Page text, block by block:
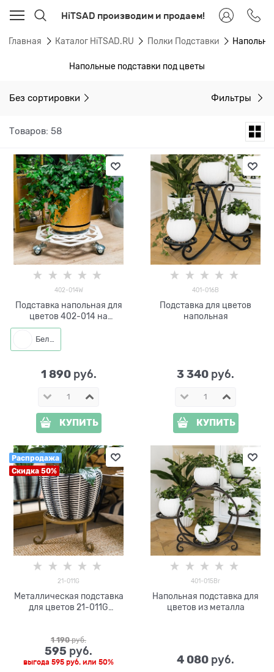
HiTSAD производим и продаем!
Главная Каталог HiTSAD.RU Полки Подставки
Напольные подставки под цветы
Без сортировки Фильтры
Товаров: 58
402-014W
Подставка напольная для
цветов 402-014 на
колёсиках
Белый
1 890 руб.
КУПИТЬ
401-016B
Подставка для цветов
напольная
3 340 руб.
КУПИТЬ
Распродажа
Скидка 50%
21-011G
Металлическая подставка
для цветов 21-011G
1 190 руб.
595 руб.
выгода 595 руб. или 50%
401-015Br
Напольная подставка для
цветов из металла
4 080 руб.